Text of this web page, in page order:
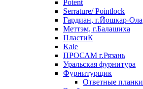
Potent
Serrature/ Pointlock
Гардиан, г.Йошкар-Ола
Меттэм, г.Балашиха
ПластиК
Kale
ПРОСАМ г.Рязань
Уральская фурнитура
Фурнитурщик
Ответные планки